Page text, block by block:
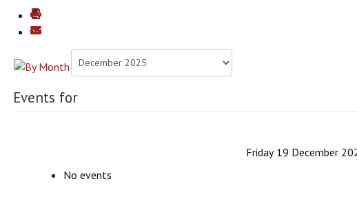
Events for
Friday 19 December
No events